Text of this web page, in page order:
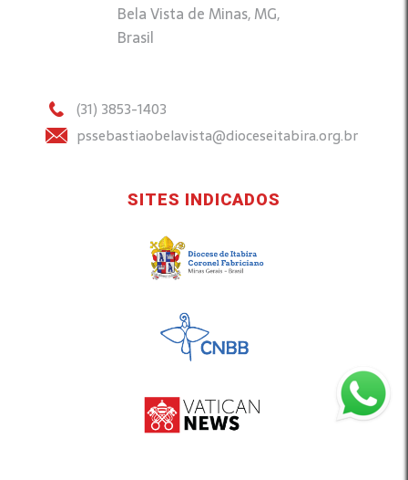
Bela Vista de Minas, MG,
Brasil
(31) 3853-1403
pssebastiaobelavista@dioceseitabira.org.br
SITES INDICADOS